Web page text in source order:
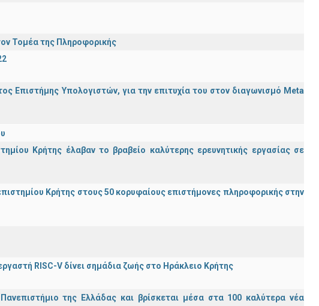
Τομέα της Πληροφορικής
Επιστήμης Υπολογιστών, για την επιτυχία του στον διαγωνισμό Meta
Κρήτης έλαβαν το βραβείο καλύτερης ερευνητικής εργασίας σε
Κρήτης στους 50 κορυφαίους επιστήμονες πληροφορικής στην
RISC-V δίνει σημάδια ζωής στο Ηράκλειο Κρήτης
της Ελλάδας και βρίσκεται μέσα στα 100 καλύτερα νέα